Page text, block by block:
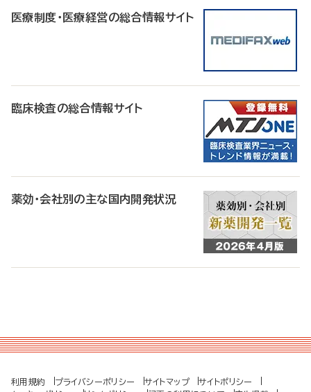
医療制度・医療経営の総合情報サイト
臨床検査の総合情報サイト
薬効・会社別の主な国内開発状況
利用規約 プライバシーポリシー サイトマップ
サイトポリシー